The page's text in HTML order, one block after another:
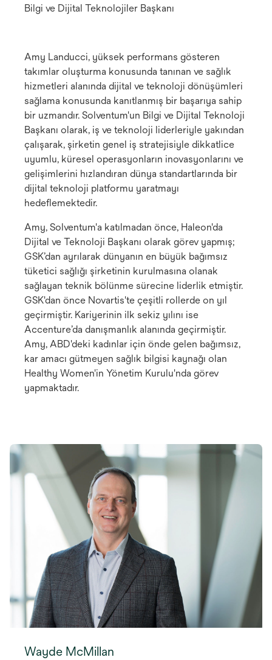
Bilgi ve Dijital Teknolojiler Başkanı
Amy Landucci, yüksek performans gösteren
takımlar oluşturma konusunda tanınan ve sağlık
hizmetleri alanında dijital ve teknoloji dönüşümleri
sağlama konusunda kanıtlanmış bir başarıya sahip
bir uzmandır. Solventum'un Bilgi ve Dijital Teknoloji
Başkanı olarak, iş ve teknoloji liderleriyle yakından
çalışarak, şirketin genel iş stratejisiyle dikkatlice
uyumlu, küresel operasyonların inovasyonlarını ve
gelişimlerini hızlandıran dünya standartlarında bir
dijital teknoloji platformu yaratmayı
hedeflemektedir.
Amy, Solventum'a katılmadan önce, Haleon'da
Dijital ve Teknoloji Başkanı olarak görev yapmış;
GSK’dan ayrılarak dünyanın en büyük bağımsız
tüketici sağlığı şirketinin kurulmasına olanak
sağlayan teknik bölünme sürecine liderlik etmiştir.
GSK'dan önce Novartis'te çeşitli rollerde on yıl
geçirmiştir. Kariyerinin ilk sekiz yılını ise
Accenture’da danışmanlık alanında geçirmiştir.
Amy, ABD'deki kadınlar için önde gelen bağımsız,
kar amacı gütmeyen sağlık bilgisi kaynağı olan
Healthy Women'in Yönetim Kurulu'nda görev
yapmaktadır.
Wayde McMillan